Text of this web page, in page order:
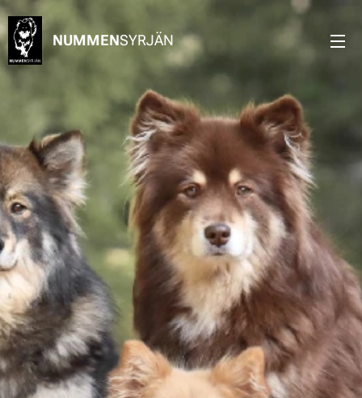
NUMMENSYRJÄN